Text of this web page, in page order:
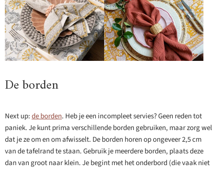
De borden
Next up:de borden. Heb je een incompleet servies? Geen reden tot
paniek. Je kunt prima verschillende borden gebruiken, maar zorg wel
dat je ze om en om afwisselt. De borden horen op ongeveer 2,5 cm
van de tafelrand te staan. Gebruik je meerdere borden, plaats deze
dan van groot naar klein. Je begint met het onderbord (die vaak niet